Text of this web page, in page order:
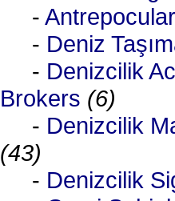
-
- Deniz
- Denizcilik
Brokers (6)
- Denizcilik
(43)
- Denizcilik